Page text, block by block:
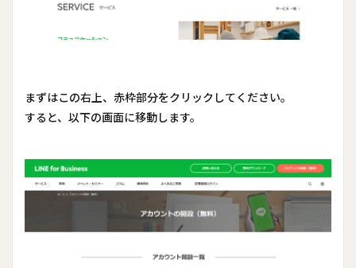
まずはこの右上、赤枠部分をクリックしてください。
すると、以下の画面に移動します。